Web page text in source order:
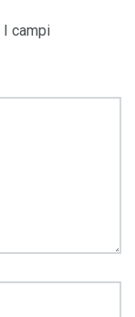
I campi